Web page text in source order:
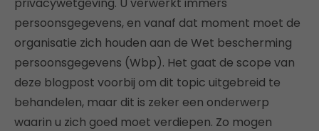
persoonsgegevens, en vanaf dat moment moet de
organisatie zich houden aan de Wet bescherming
persoonsgegevens (Wbp). Het gaat de scope van
deze blogpost voorbij om dit topic uitgebreid te
behandelen, maar dit is zeker een onderwerp
waarin u zich goed moet verdiepen. Zo mogen